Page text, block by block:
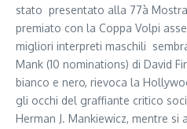
stato presentato alla 77à
premiato con la Coppa Volpi
migliori interpreti maschili
Mank (10 nominations) di David
bianco e nero, rievoca la
gli occhi del graffiante critico
Herman J. Mankiewicz, mentre si